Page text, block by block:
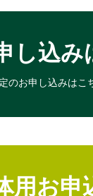
し込み
のお申し込みはこ
用お申